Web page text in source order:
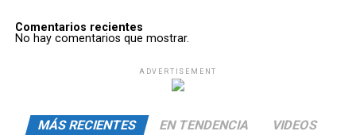
Comentarios recientes
No hay comentarios que mostrar.
ADVERTISEMENT
MÁS RECIENTES EN TENDENCIA VIDEOS